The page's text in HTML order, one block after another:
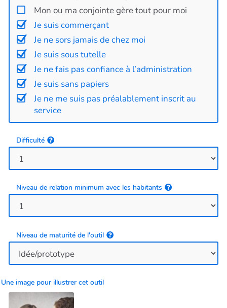
Mon ou ma conjointe gère tout pour moi
Je suis commerçant
Je ne sors jamais de chez moi
Je suis sous tutelle
Je ne fais pas confiance à l’administration
Je suis sans papiers
Je ne me suis pas préalablement inscrit au
service
Difficulté
Niveau de relation minimum avec les habitants
Niveau de maturité de l'outil
Une image pour illustrer cet outil